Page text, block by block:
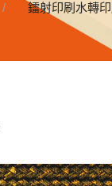
鐳射印刷水轉